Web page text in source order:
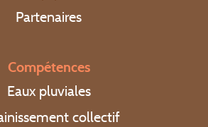
Partenaires
Compétences
Eaux pluviales
collectif